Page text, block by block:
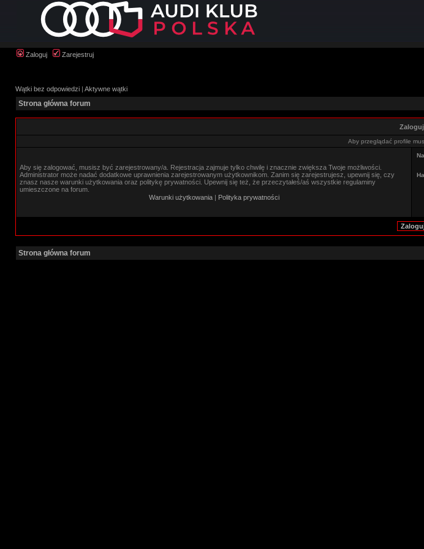
Zaloguj Zarejestruj
Wątki bez odpowiedzi | Aktywne wątki
Strona główna forum
Zaloguj
Aby przeglądać profile
Aby się zalogować, musisz być zarejestrowany/a. Rejestracja zajmuje tylko chwilę i znacznie zwiększa Twoje możliwości.
Administrator może nadać dodatkowe uprawnienia zarejestrowanym użytkownikom. Zanim się zarejestrujesz, upewnij się, czy
znasz nasze warunki użytkowania oraz politykę prywatności. Upewnij się też, że przeczytałeś/aś wszystkie regulaminy
umieszczone na forum.
Warunki użytkowania| Polityka prywatności
Strona główna forum